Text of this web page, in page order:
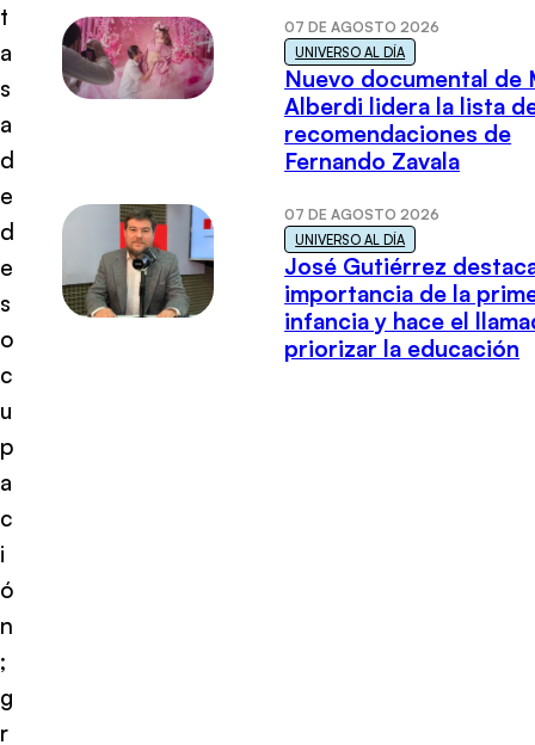
t
a
s
a
d
e
d
e
s
o
c
u
p
a
c
i
ó
n
;
g
r
07 DE AGOSTO 2026
UNIVERSO AL DÍA
Nuevo documental de
Alberdi lidera la lista
recomendaciones de
Fernando Zavala
07 DE AGOSTO 2026
UNIVERSO AL DÍA
José Gutiérrez
importancia de la
infancia y hace el
priorizar la educación